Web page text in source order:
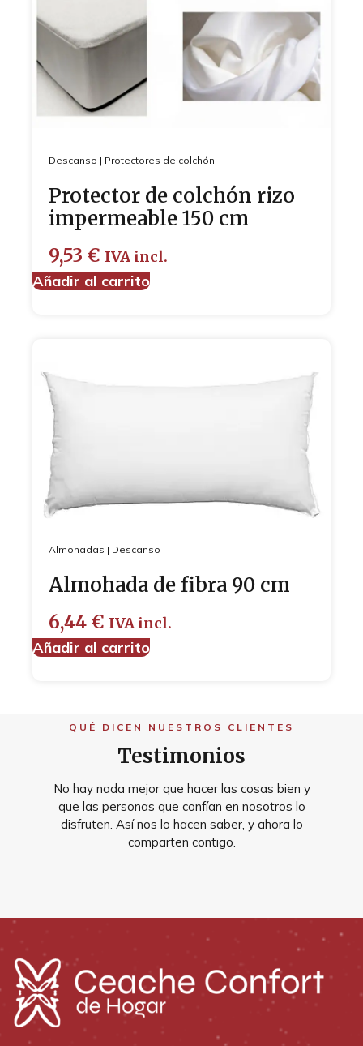
Descanso | Protectores de colchón
Protector de colchón rizo
impermeable 150 cm
9,53 € IVA incl.
Añadir al carrito
Almohadas | Descanso
Almohada de fibra 90 cm
6,44 € IVA incl.
Añadir al carrito
QUÉ DICEN NUESTROS CLIENTES
Testimonios
No hay nada mejor que hacer las cosas bien y
que las personas que confían en nosotros lo
disfruten. Así nos lo hacen saber, y ahora lo
comparten contigo.